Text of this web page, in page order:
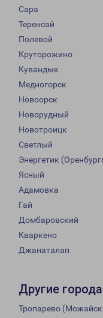
Сара
Теренсай
Полевой
Круторожино
Кувандык
Медногорск
Новоорск
Новорудный
Новотроицк
Светлый
Энергетик
Ясный
Адамовка
Гай
Домбаровский
Кваркено
Джанаталап
Другие города
Тропарево